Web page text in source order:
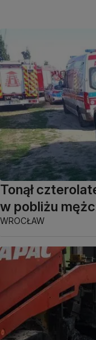
Tonął
w pobliżu
WROCŁAW